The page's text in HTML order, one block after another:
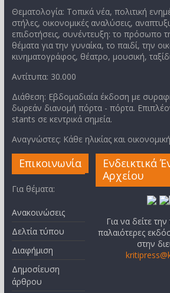
Θεματολογία: Τοπικά νέα, πολιτική
στήλες, οικονομικές αναλύσεις,
επιδοτήσεις, συνέντευξη: το πρόσωπο
θέματα για την γυναίκα, το παιδί, την
κινηματογράφος, θέατρο, μουσική,
Αντίτυπα: 30.000
Διάθεση: Εβδομαδιαία έκδοση με
δωρεάν διανομή πόρτα - πόρτα.
stants σε κεντρικά σημεία.
Αναγνώστες: Κάθε ηλικίας και
Επικοινωνία
Για θέματα:
Ανακοινώσεις
Δελτία τύπου
Διαφήμιση
Δημοσίευση
άρθρου
Ενδεικτικά
Αρχείου
Για να δείτε
παλαιότερες
στην